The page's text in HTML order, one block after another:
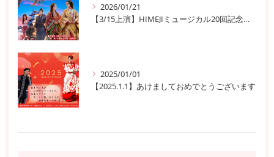
2026/01/21
【3/15上演】HIMEJIミュージカル20回記念公演！ 姫路の歴史と夢が交錯する『SEN-HIME〜夢幻譚』
2025/01/01
【2025.1.1】あけましておめでとうございます